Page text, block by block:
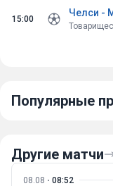
15:00
Челси -
Популярные
Другие матчи
08.08 08:52